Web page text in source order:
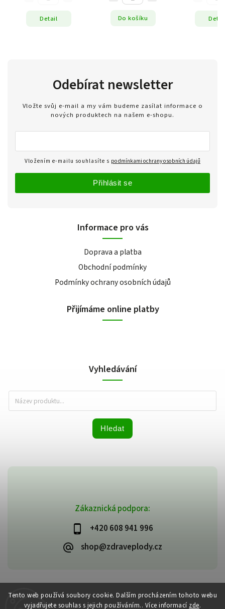
Tento web používá soubory cookie. Dalším procházením tohoto webu
vyjadřujete souhlas s jejich používáním.. Více informací zde.
Detail Do košíku
Zákaznická podpora:
+420 608 941 996
shop@zdraveplody.cz
Informace pro vás
Doprava a platba
Obchodní podmínky
Podmínky ochrany osobních údajů
Přijímáme online platby
Vyhledávání
Hledat
Odebírat newsletter
Vložte svůj e-mail a my vám budeme zasílat informace o
nových produktech na našem e-shopu.
Vložením e-mailu souhlasíte s podmínkami ochrany osobních údajů
Přihlásit se
Copyright 2026Zdravé plody. Všechna práva vyhrazena.
Upravit nastavení cookies